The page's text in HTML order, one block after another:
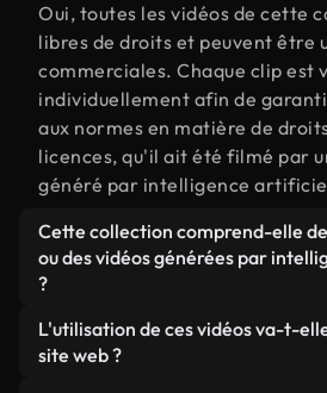
Oui, toutes les vidéos de cette
libres de droits et peuvent être
commerciales. Chaque clip est
individuellement afin de
aux normes en matière de
licences, qu'il ait été filmé par
généré par intelligence
Cette collection comprend-elle
ou des vidéos générées par
?
Les deux. Il s'agit d'une
composée de véritables images
L'utilisation de ces vidéos va-t-
site web ?